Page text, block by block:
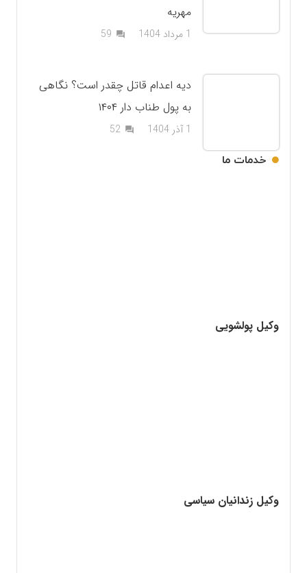
مهریه
1 مرداد 1404 question_answer
59دیدگاه
دیه اعدام قاتل چقدر است؟ نگاهی
به پول طناب دار ۱۴۰۴
1 آذر 1404 question_answer
52دیدگاه
خدمات ما
وکیل پولشویی
وکیل زندانیان سیاسی